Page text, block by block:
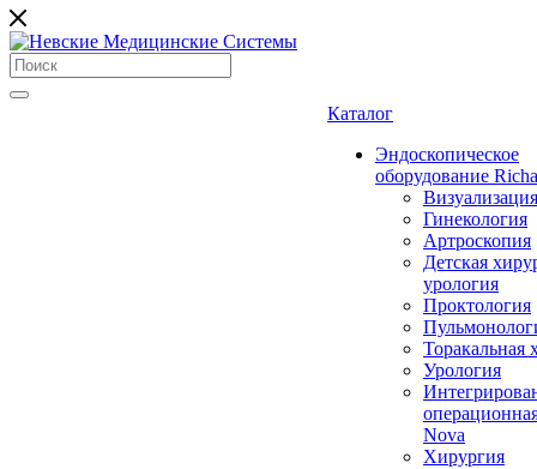
Каталог
Эндоскопическое
оборудование
Визуализация
Гинекология
Артроскопия
Детская
урология
Проктология
Торакальная
Урология
Nova
Хирургия